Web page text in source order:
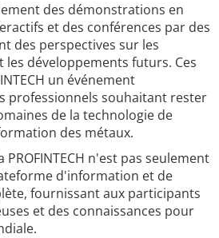
des démonstrations en
et des conférences par des
des perspectives sur les
les développements futurs. Ces
un événement
professionnels souhaitant rester
de la technologie de
des métaux.
n'est pas seulement
d'information et de
fournissant aux participants
et des connaissances pour